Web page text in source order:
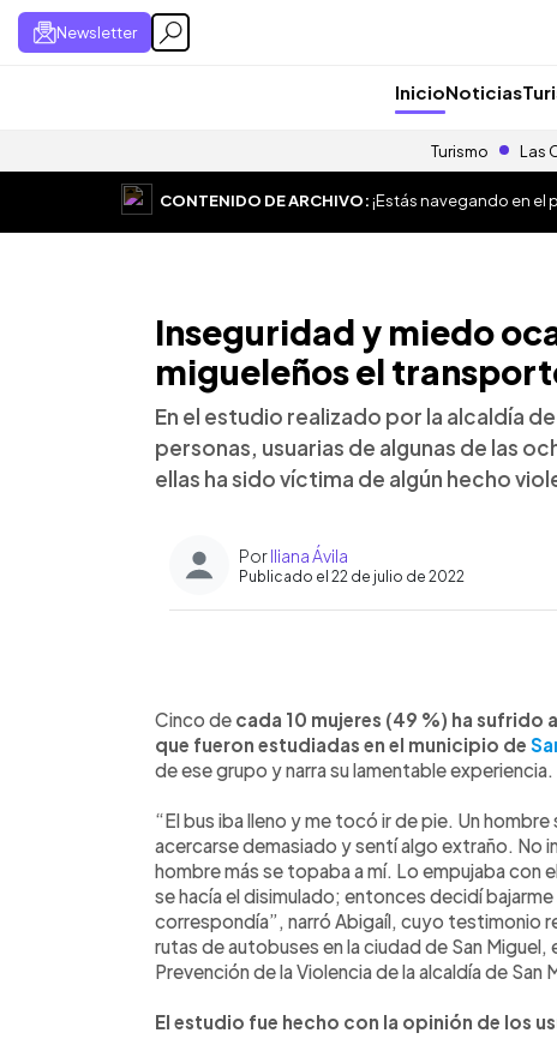
Newsletter
InicioNoticias
Turismo Las
CONTENIDO DE ARCHIVO:¡Estás navegando en el
Inseguridad y miedo
migueleños el
En el estudio realizado por la alcaldía
personas, usuarias de algunas de las
ellas ha sido víctima de algún hecho
PorIliana Ávila
Publicado el 22 de julio de 2022
Escuchar artículo
Cinco de cada 10 mujeres (49 %) ha sufrido
que fueron estudiadas en el municipio de
de ese grupo y narra su lamentable experiencia.
“El bus iba lleno y me tocó ir de pie. Un
acercarse demasiado y sentí algo extraño. No
hombre más se topaba a mí. Lo empujaba con
se hacía el disimulado; entonces decidí
correspondía”, narró Abigaíl, cuyo testimonio
rutas de autobuses en la ciudad de San
Prevención de la Violencia de la alcaldía de
El estudio fue hecho con la opinión de los